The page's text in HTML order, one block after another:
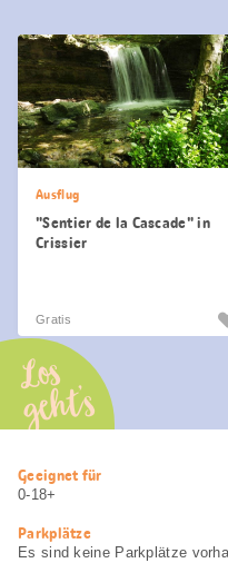
Ausflug
"Sentier de la Cascade" in
Crissier
Gratis
Los
geht’s
Nützliche
Informationen
Geeignet für
0-18+
Parkplätze
Es sind keine Parkplätze